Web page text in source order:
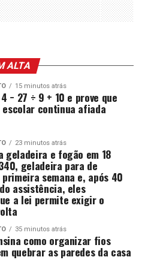
ALTA
15 minutos atrás
− 27 ÷ 9 + 10 e prove que
escolar continua afiada
23 minutos atrás
geladeira e fogão em 18
geladeira para de
semana e, após 40
assistência, eles
a lei permite exigir o
35 minutos atrás
como organizar fios
quebrar as paredes da casa